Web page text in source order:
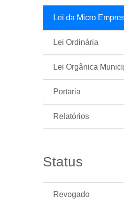
Lei da Micro
Lei Ordinária
Lei Orgânica
Portaria
Relatórios
Status
Revogado